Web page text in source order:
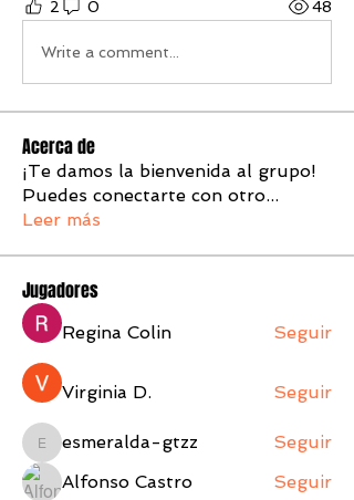
2 0 48
Write a comment...
Acerca de
¡Te damos la bienvenida al grupo!
Puedes conectarte con otro...
Leer más
Jugadores
Regina Colin Seguir
Virginia D. Seguir
esmeralda-gtzz
esmeralda-gtzz
Seguir
Alfonso Castro
Seguir